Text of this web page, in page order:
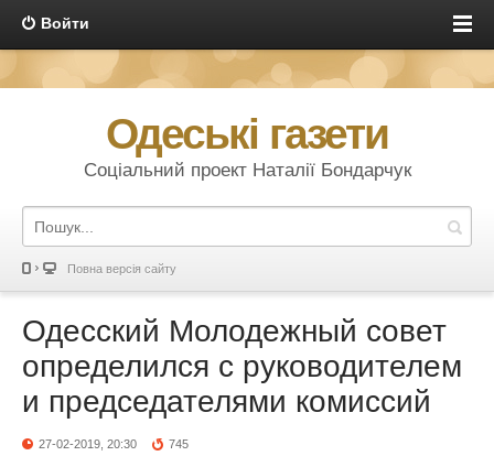
Войти
Одеські газети
Соціальний проект Наталії Бондарчук
Повна версія сайту
Одесский Молодежный совет
определился с руководителем
и председателями комиссий
27-02-2019, 20:30 745